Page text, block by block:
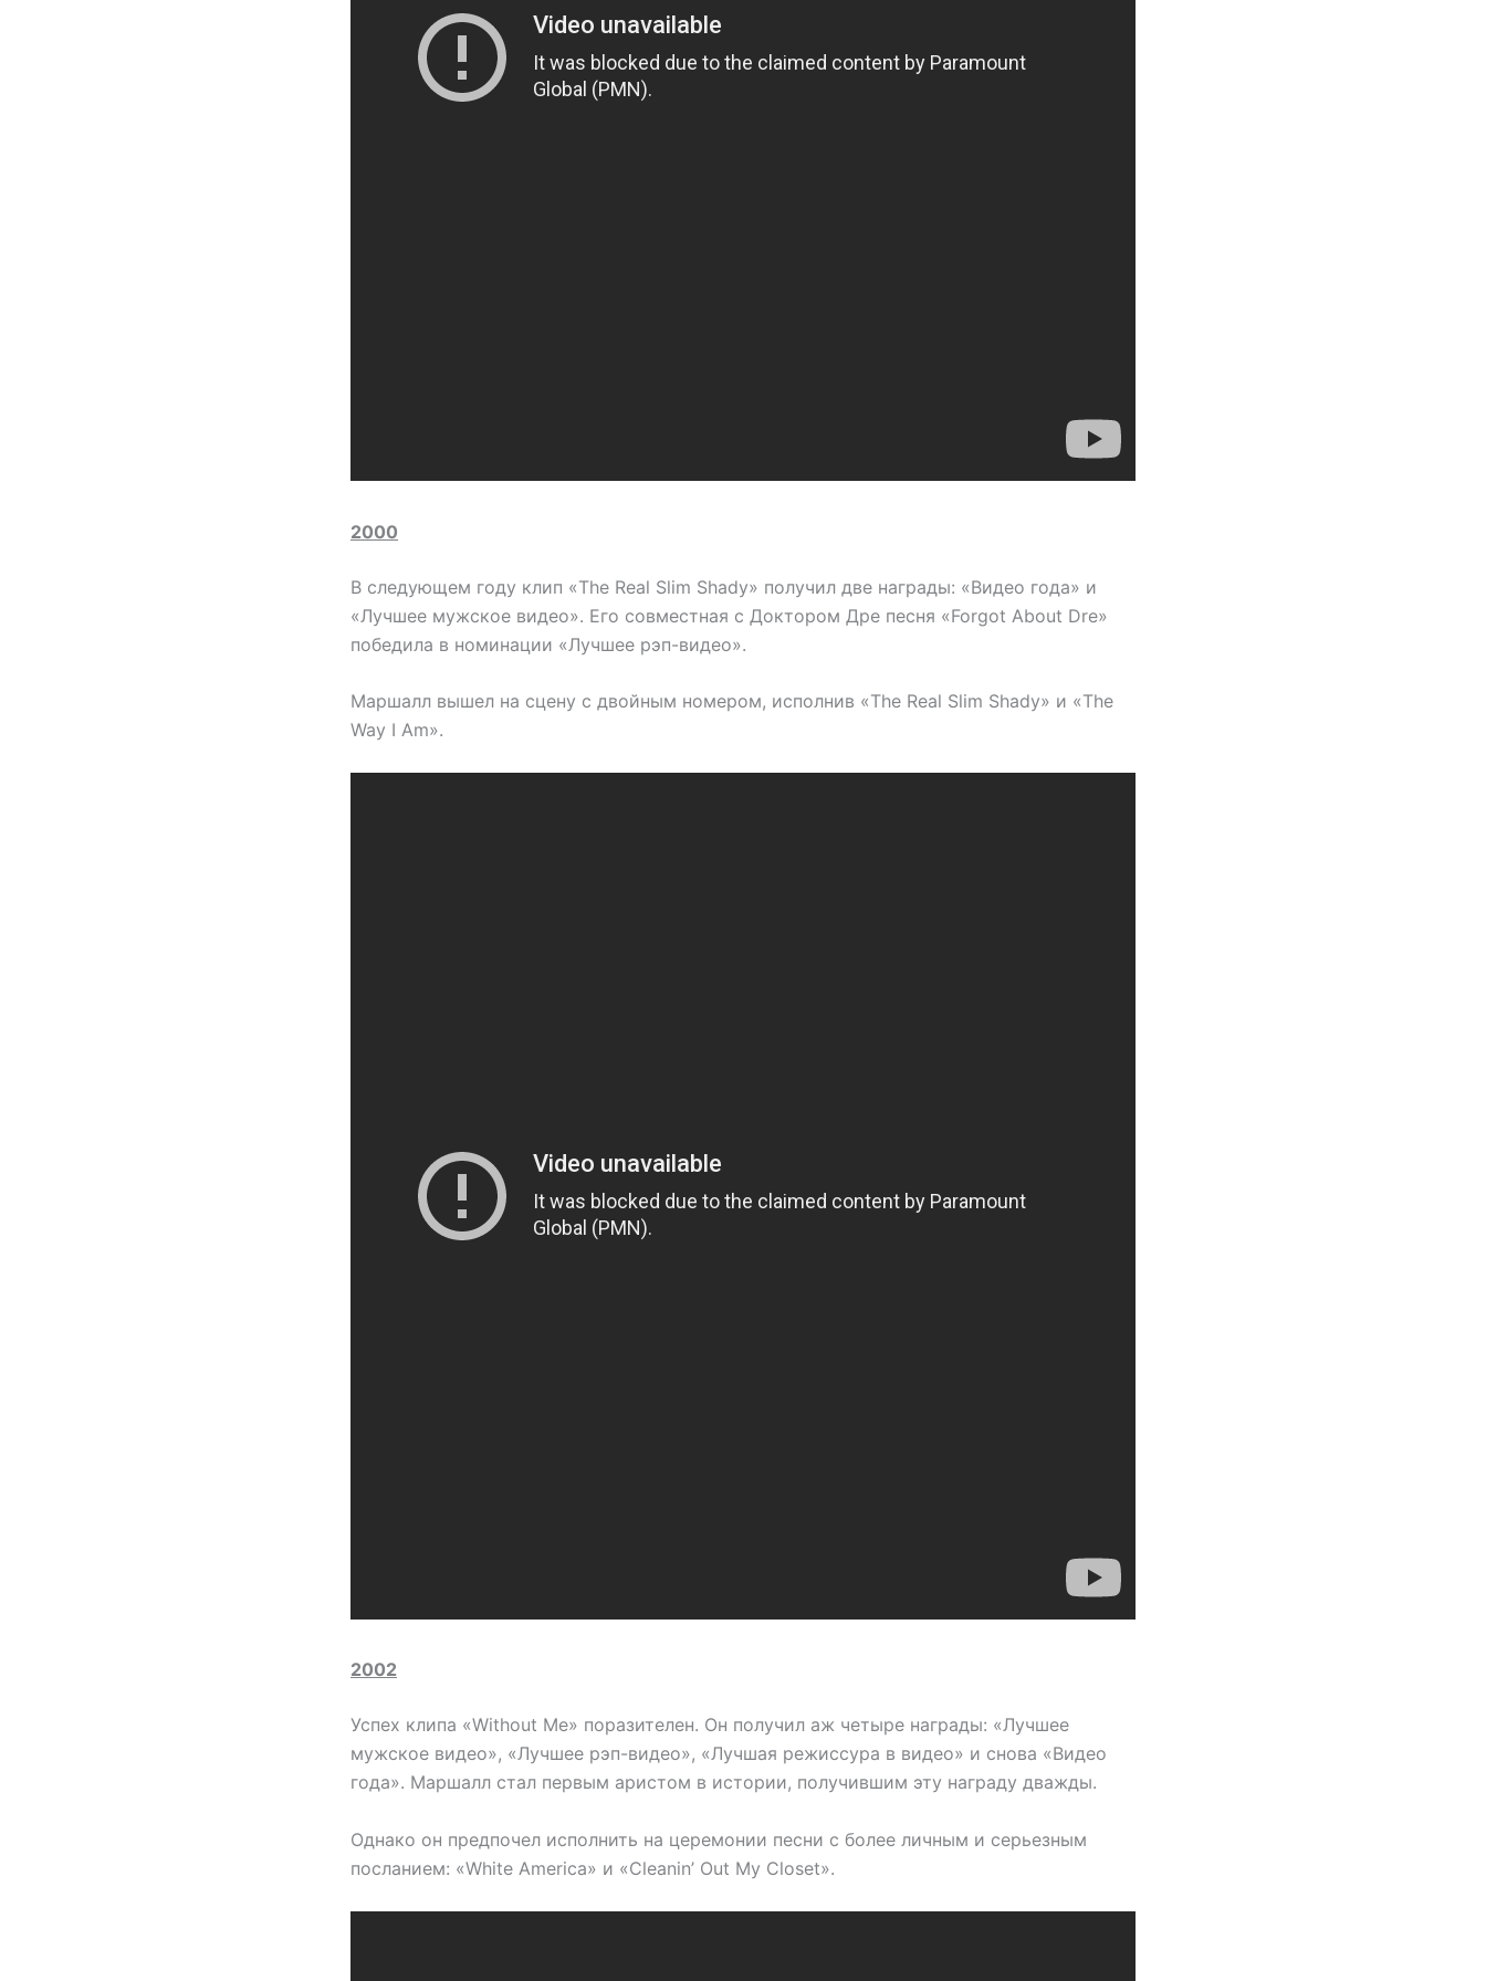
2000
В следующем году клип «The Real Slim Shady» получил две награды: «Видео года» и
«Лучшее мужское видео». Его совместная с Доктором Дре песня «Forgot About Dre»
победила в номинации «Лучшее рэп-видео».
Маршалл вышел на сцену с двойным номером, исполнив «The Real Slim Shady» и «The
Way I Am».
2002
Успех клипа «Without Me» поразителен. Он получил аж четыре награды: «Лучшее
мужское видео», «Лучшее рэп-видео», «Лучшая режиссура в видео» и снова «Видео
года». Маршалл стал первым аристом в истории, получившим эту награду дважды.
Однако он предпочел исполнить на церемонии песни с более личным и серьезным
посланием: «White America» и «Cleanin’ Out My Closet».